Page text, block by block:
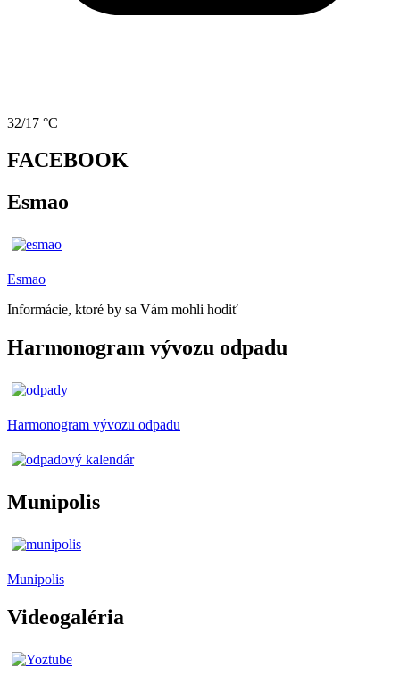
32/17 °C
FACEBOOK
Esmao
Esmao
Informácie, ktoré by sa Vám mohli hodiť
Harmonogram vývozu odpadu
Harmonogram vývozu odpadu
Munipolis
Munipolis
Videogaléria